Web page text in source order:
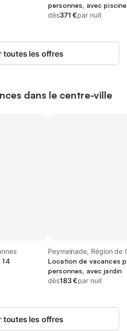
personnes, avec
dès371 €par nuit
toutes les offres
dans le centre-ville
14
Peymeinade, Région de
Location de vacances
personnes, avec jardin
dès183 €par nuit
toutes les offres